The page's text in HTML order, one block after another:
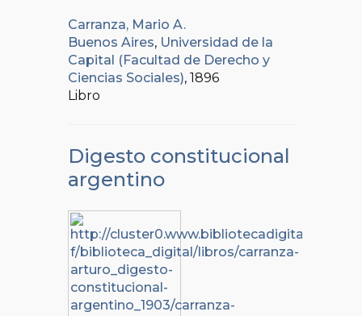
Carranza, Mario A.
Buenos Aires, Universidad de la
Capital (Facultad de Derecho y
Ciencias Sociales), 1896
Libro
Digesto constitucional
argentino